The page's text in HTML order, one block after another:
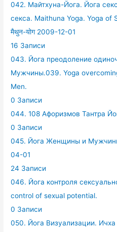
042. Майтхуна-Йога. Йога
секса. Maithuna Yoga. Yoga of
मैथुन-योग 2009-12-01
16 Записи
043. Йога преодоление
Мужчины.039. Yoga
Men.
0 Записи
044. 108 Афоризмов Тантра
0 Записи
045. Йога Женщины и
04-01
24 Записи
046. Йога контроля
control of sexual potential.
0 Записи
050. Йога Визуализации.